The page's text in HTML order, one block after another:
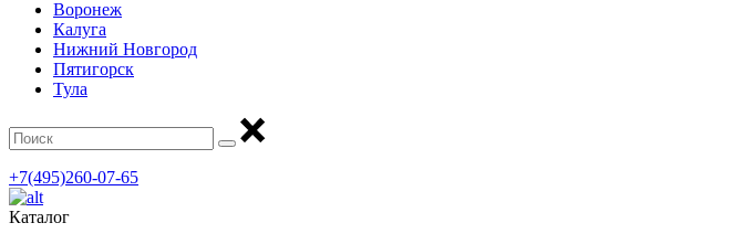
Воронеж
Калуга
Нижний Новгород
Пятигорск
Тула
+7(495)260-07-65
Каталог